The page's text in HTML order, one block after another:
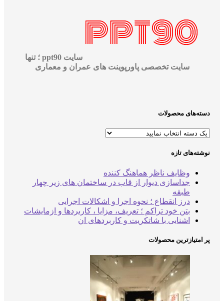
سایت ppt90 ؛ تنها
سایت تخصصی پاورپوینت های عمران و معماری
دسته‌های محصولات
نوشته‌های تازه
وظایف ناظر هماهنگ کننده
جداسازی دیوار از قاب در ساختمان های زیر چهار
طبقه
درز انقطاع ؛ نحوه اجرا و اشکالات اجرایی
بتن خود تراکم ؛ تعریف، مزایا ، کاربردها و ازمایشات
اشنایی با شاتکریت و کاربردهای ان
پر امتیازترین محصولات